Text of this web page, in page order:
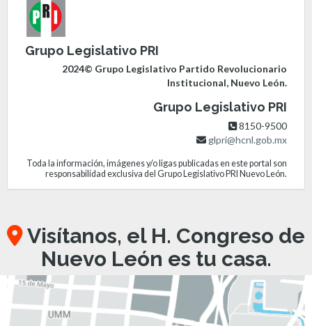
Grupo Legislativo PRI
2024© Grupo Legislativo Partido Revolucionario
Institucional, Nuevo León.
Grupo Legislativo PRI
8150-9500
glpri@hcnl.gob.mx
Toda la información, imágenes y/o ligas publicadas en este portal son
responsabilidad exclusiva del Grupo Legislativo PRI Nuevo León.
Visítanos, el H. Congreso de
Nuevo León es tu casa.